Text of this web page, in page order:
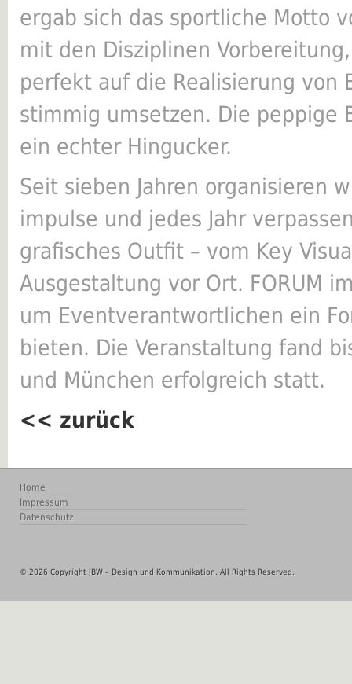
ergab sich das sportliche Motto
mit den Disziplinen
perfekt auf die Realisierung von
stimmig umsetzen. Die peppige
ein echter Hingucker.
Seit sieben Jahren organisieren
impulse und jedes Jahr
grafisches Outfit – vom Key
Ausgestaltung vor Ort. FORUM
um Eventverantwortlichen ein
bieten. Die Veranstaltung fand
und München erfolgreich statt.
<< zurück
Home
Impressum
Datenschutz
© 2026 Copyright JBW – Design und Kommunikation. All Rights Reserved.